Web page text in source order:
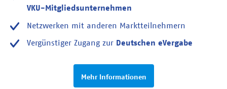
VKU-Mitgliedsunternehmen
Netzwerken mit anderen Marktteilnehmern
Vergünstiger Zugang zur Deutschen eVergabe
Mehr Informationen